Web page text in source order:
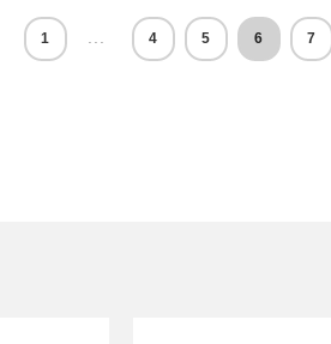
1 ... 4 5 6 7